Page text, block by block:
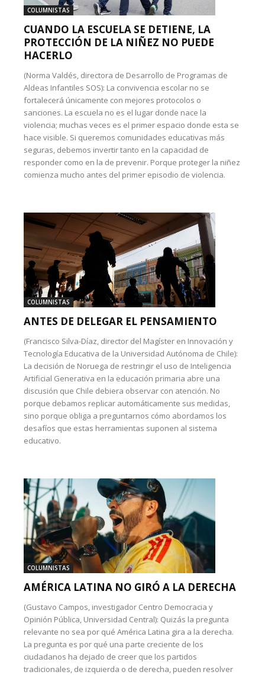
COLUMNISTAS
CUANDO LA ESCUELA SE DETIENE, LA
PROTECCIÓN DE LA NIÑEZ NO PUEDE
HACERLO
(Norma Valdés, directora de Desarrollo de Programas de
Aldeas Infantiles SOS): La convivencia escolar no se
fortalecerá únicamente con mejores protocolos o
sanciones. La escuela no es el lugar donde nace la
violencia; muchas veces es el primer espacio donde esta se
hace visible. Si queremos comunidades educativas más
seguras, debemos invertir tanto en la capacidad de
responder como en la de prevenir. Porque proteger la niñez
comienza mucho antes del primer episodio de violencia.
COLUMNISTAS
ANTES DE DELEGAR EL PENSAMIENTO
(Francisco Silva-Díaz, director del Magíster en Innovación y
Tecnología Educativa de la Universidad Autónoma de Chile):
La decisión de Noruega de restringir el uso de Inteligencia
Artificial Generativa en la educación primaria abre una
discusión que Chile debiera observar con atención. No
porque debamos replicar automáticamente sus medidas,
sino porque obliga a preguntarnos cómo abordamos los
desafíos que estas herramientas suponen al sistema
educativo.
COLUMNISTAS
AMÉRICA LATINA NO GIRÓ A LA DERECHA
(Gustavo Campos, investigador Centro Democracia y
Opinión Pública, Universidad Central): Quizás la pregunta
relevante no sea por qué América Latina gira a la derecha.
La pregunta es por qué una parte creciente de los
ciudadanos ha dejado de creer que los partidos
tradicionales, de izquierda o de derecha, pueden resolver